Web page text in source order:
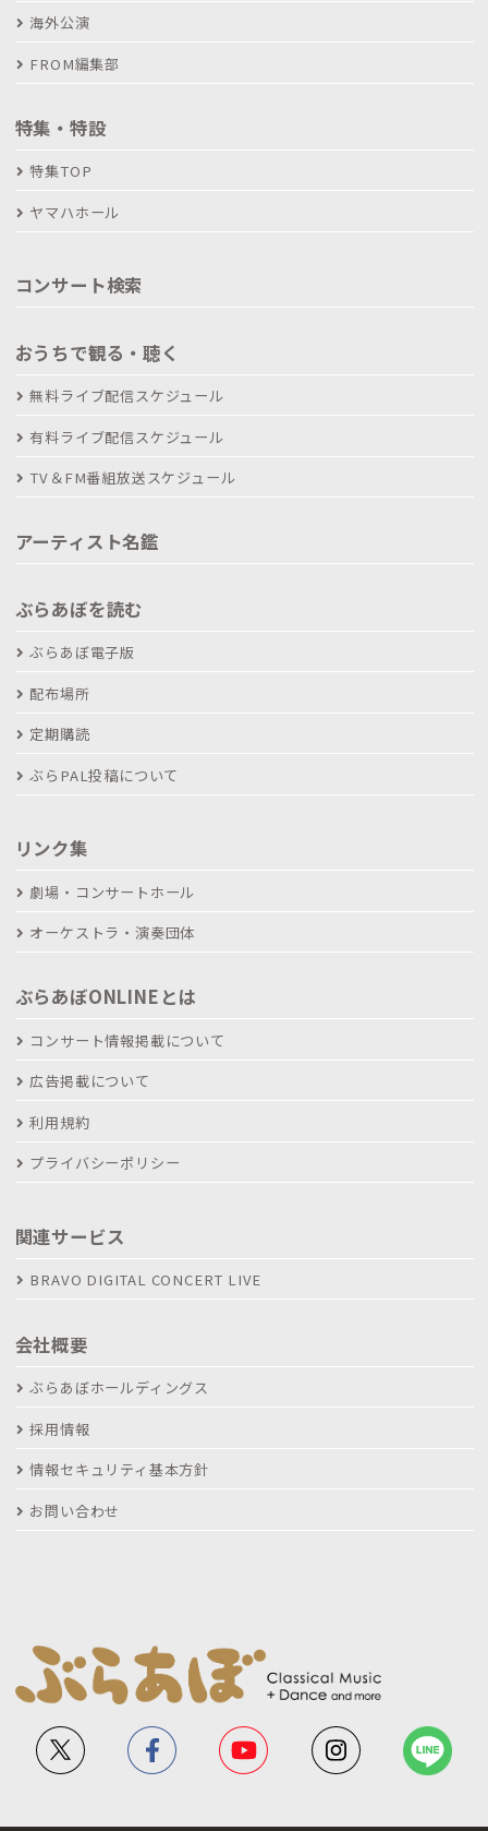
海外公演
FROM編集部
特集・特設
特集TOP
ヤマハホール
コンサート検索
おうちで観る・聴く
無料ライブ配信スケジュール
有料ライブ配信スケジュール
TV＆FM番組放送スケジュール
アーティスト名鑑
ぶらあぼを読む
ぶらあぼ電子版
配布場所
定期購読
ぶらPAL投稿について
リンク集
劇場・コンサートホール
オーケストラ・演奏団体
ぶらあぼONLINEとは
コンサート情報掲載について
広告掲載について
利用規約
プライバシーポリシー
関連サービス
BRAVO DIGITAL CONCERT LIVE
会社概要
ぶらあぼホールディングス
採用情報
情報セキュリティ基本方針
お問い合わせ